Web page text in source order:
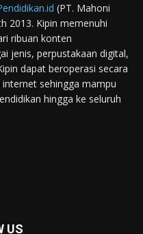
(PT. Mahoni
2013. Kipin memenuhi
ribuan konten
jenis, perpustakaan digital,
dapat beroperasi secara
sehingga mampu
hingga ke seluruh
US